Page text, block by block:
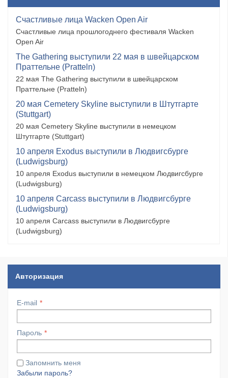
Счастливые лица Wacken Open Air
Счастливые лица прошлогоднего фестиваля Wacken
Open Air
The Gathering выступили 22 мая в швейцарском
Праттельне (Pratteln)
22 мая The Gathering выступили в швейцарском
Праттельне (Pratteln)
20 мая Cemetery Skyline выступили в Штутгарте
(Stuttgart)
20 мая Cemetery Skyline выступили в немецком
Штутгарте (Stuttgart)
10 апреля Exodus выступили в Людвигсбурге
(Ludwigsburg)
10 апреля Exodus выступили в немецком Людвигсбурге
(Ludwigsburg)
10 апреля Carcass выступили в Людвигсбурге
(Ludwigsburg)
10 апреля Carcass выступили в Людвигсбурге
(Ludwigsburg)
Авторизация
E-mail
Пароль
Запомнить меня
Забыли пароль?